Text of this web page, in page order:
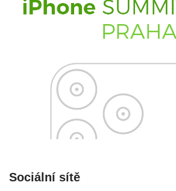
Sociální sítě